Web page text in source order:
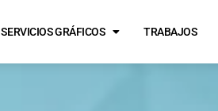
SERVICIOS GRÁFICOS TRABAJOS